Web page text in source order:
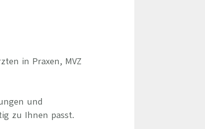
in Praxen, MVZ
und
zu Ihnen passt.